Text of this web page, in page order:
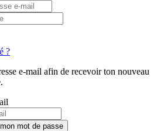
?
e-mail afin de recevoir ton nouveau
mot de passe